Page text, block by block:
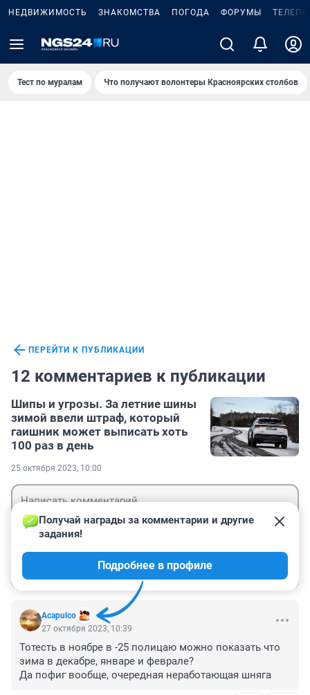
НЕДВИЖИМОСТЬ ЗНАКОМСТВА ПОГОДА ФОРУМЫ
Тест по мурaлaм Что получают волонтеры Красноярских столбов
ПЕРЕЙТИ К ПУБЛИКАЦИИ
12 комментариев к публикации
Шипы и угрозы. За летние шины
зимой ввели штраф, который
гаишник может выписать хоть
100 раз в день
25 октября 2023, 10:00
Acapulco
Получай награды за комментарии и другие
задания!
Подробнее в профиле
27 октября 2023, 10:39
Тотесть в ноябре в -25 полицаю можно показать что
зима в декабре, январе и феврале?
Да пофиг вообще, очередная неработающая шняга